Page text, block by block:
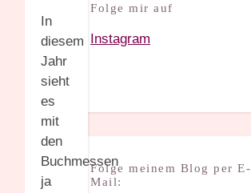
In
diesem
Jahr
sieht
es
mit
den
Buchmessen
ja
Folge mir auf
Instagram
Folge meinem Blog per E-
Mail: